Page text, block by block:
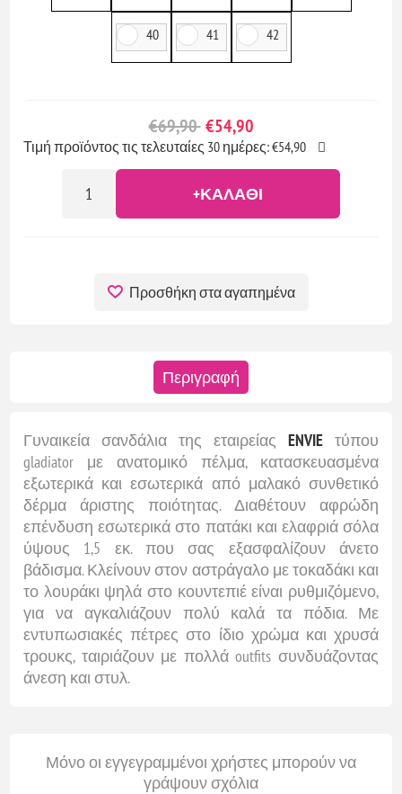
40 41 42
€69,90 €54,90
Τιμή προϊόντος τις τελευταίες 30 ημέρες: €54,90
+ΚΑΛΆΘΙ
Προσθήκη στα αγαπημένα
Περιγραφή
Γυναικεία σανδάλια της εταιρείας ENVIEτύπου
gladiator με ανατομικό πέλμα, κατασκευασμένα
εξωτερικά και εσωτερικά από μαλακό συνθετικό
δέρμα άριστης ποιότητας. Διαθέτουν αφρώδη
επένδυση εσωτερικά στο πατάκι και ελαφριά σόλα
ύψους 1,5 εκ. που σας εξασφαλίζουν άνετο
βάδισμα. Κλείνουν στον αστράγαλο με τοκαδάκι και
το λουράκι ψηλά στο κουντεπιέ είναι ρυθμιζόμενο,
για να αγκαλιάζουν πολύ καλά τα πόδια. Με
εντυπωσιακές πέτρες στο ίδιο χρώμα και χρυσά
τρουκς, ταιριάζουν με πολλά outfits συνδυάζοντας
άνεση και στυλ.
Μόνο οι εγγεγραμμένοι χρήστες μπορούν να
γράψουν σχόλια